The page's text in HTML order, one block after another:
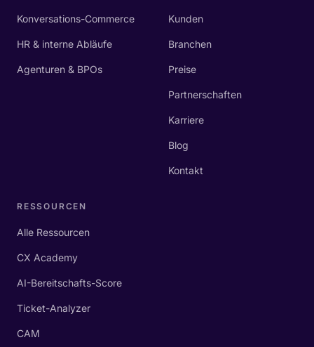
Konversations-Commerce
HR & interne Abläufe
Agenturen & BPOs
Kunden
Branchen
Preise
Partnerschaften
Karriere
Blog
Kontakt
RESSOURCEN
Alle Ressourcen
CX Academy
AI-Bereitschafts-Score
Ticket-Analyzer
CAM